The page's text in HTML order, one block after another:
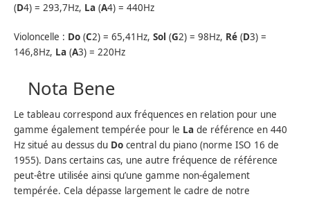
(D4) = 293,7Hz, La (A4) = 440Hz
Violoncelle : Do (C2) = 65,41Hz,Sol (G2) = 98Hz, Ré (D3) =
146,8Hz, La (A3) = 220Hz
Nota Bene
Le tableau correspond aux fréquences en relation pour une
gamme également tempérée pour le La de référence en 440
Hz situé au dessus du Do central du piano (norme ISO 16 de
1955). Dans certains cas, une autre fréquence de référence
peut-être utilisée ainsi qu’une gamme non-également
tempérée. Cela dépasse largement le cadre de notre